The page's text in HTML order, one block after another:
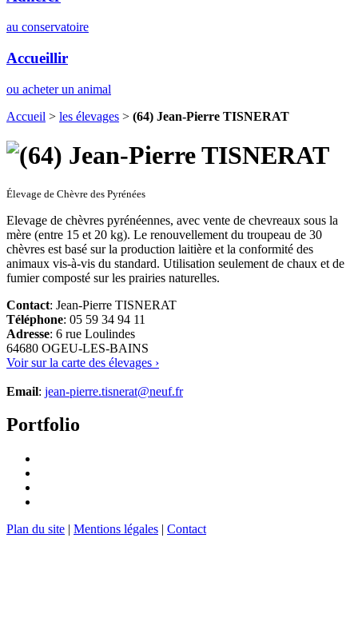
au conservatoire
Accueillir
ou acheter un animal
Accueil > les élevages > (64) Jean-Pierre TISNERAT
Élevage de Chèvre des Pyrénées
Elevage de chèvres pyrénéennes, avec vente de chevreaux sous la
mère (entre 15 et 20 kg). Le renouvellement du troupeau de 30
chèvres est basé sur la production laitière et la conformité des
animaux vis-à-vis du standard. Utilisation seulement de chaux et de
fumier composté sur les prairies naturelles.
Contact: Jean-Pierre TISNERAT
Téléphone: 05 59 34 94 11
Adresse: 6 rue Loulindes
64680 OGEU-LES-BAINS
Voir sur la carte des élevages ›
Email: jean-pierre.tisnerat@neuf.fr
Portfolio
Plan du site | Mentions légales | Contact